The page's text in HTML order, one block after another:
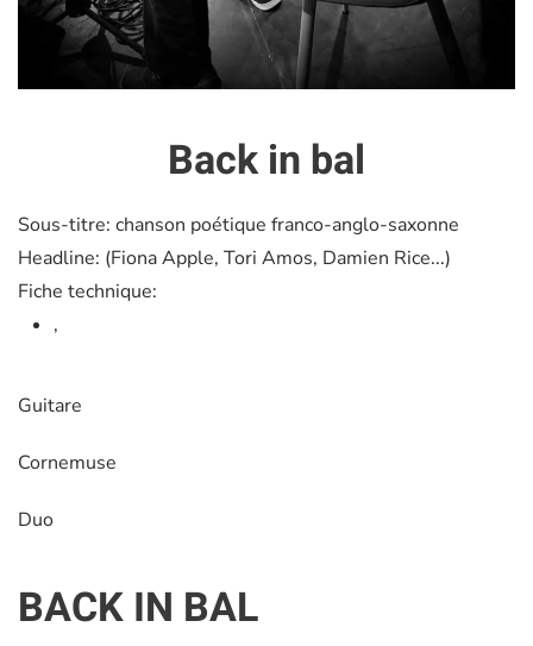
Back in bal
Sous-titre: chanson poétique franco-anglo-saxonne
Headline: (Fiona Apple, Tori Amos, Damien Rice...)
Fiche technique:
,
Guitare
Cornemuse
Duo
BACK IN BAL